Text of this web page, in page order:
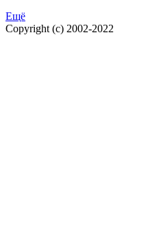
Ещё
Copyright (c) 2002-2022